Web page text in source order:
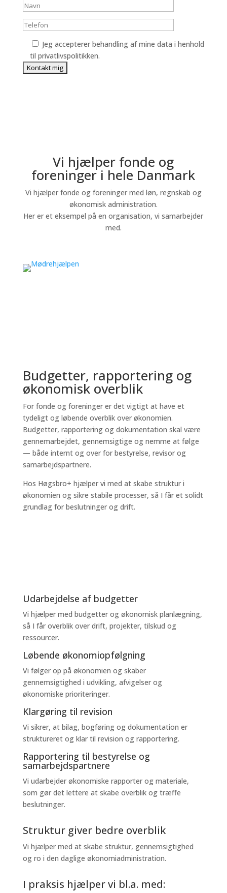
Jeg accepterer behandling af mine data i henhold
til privatlivspolitikken.
Vi hjælper fonde og
foreninger i hele Danmark
Vi hjælper fonde og foreninger med løn, regnskab og
økonomisk administration.
Her er et eksempel på en organisation, vi samarbejder
med.
Budgetter, rapportering og
økonomisk overblik
For fonde og foreninger er det vigtigt at have et
tydeligt og løbende overblik over økonomien.
Budgetter, rapportering og dokumentation skal være
gennemarbejdet, gennemsigtige og nemme at følge
— både internt og over for bestyrelse, revisor og
samarbejdspartnere.
Hos Høgsbro+ hjælper vi med at skabe struktur i
økonomien og sikre stabile processer, så I får et solidt
grundlag for beslutninger og drift.
Udarbejdelse af budgetter
Vi hjælper med budgetter og økonomisk planlægning,
så I får overblik over drift, projekter, tilskud og
ressourcer.
Løbende økonomiopfølgning
Vi følger op på økonomien og skaber
gennemsigtighed i udvikling, afvigelser og
økonomiske prioriteringer.
Klargøring til revision
Vi sikrer, at bilag, bogføring og dokumentation er
struktureret og klar til revision og rapportering.
Rapportering til bestyrelse og
samarbejdspartnere
Vi udarbejder økonomiske rapporter og materiale,
som gør det lettere at skabe overblik og træffe
beslutninger.
Struktur giver bedre overblik
Vi hjælper med at skabe struktur, gennemsigtighed
og ro i den daglige økonomiadministration.
I praksis hjælper vi bl.a. med: